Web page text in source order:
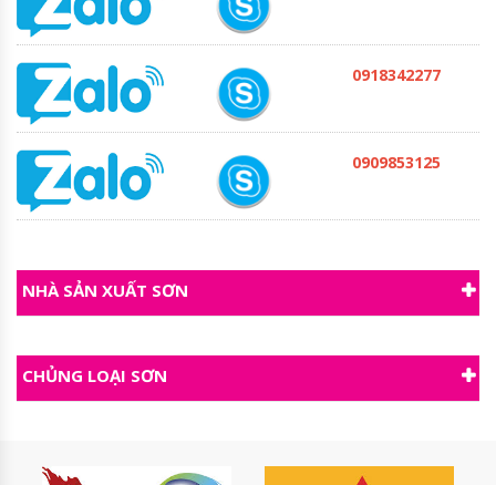
0918342277
0909853125
NHÀ SẢN XUẤT SƠN
CHỦNG LOẠI SƠN